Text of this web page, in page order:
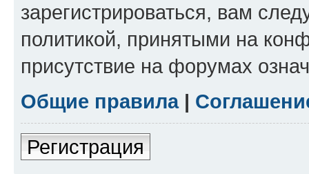
зарегистрироваться, вам
политикой, принятыми на
присутствие на форумах
Общие правила|
Регистрация